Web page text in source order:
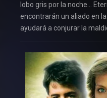
lobo gris por la noche…
encontrarán un aliado en
ayudará a conjurar la